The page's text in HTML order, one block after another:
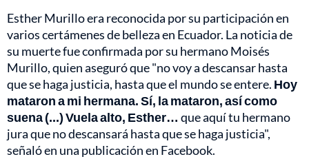
Esther Murillo era reconocida por su participación en
varios certámenes de belleza en Ecuador. La noticia de
su muerte fue confirmada por su hermano Moisés
Murillo, quien aseguró que "no voy a descansar hasta
que se haga justicia, hasta que el mundo se entere. Hoy
mataron a mi hermana. Sí, la mataron, así como
suena (...) Vuela alto, Esther… que aquí tu hermano
jura que no descansará hasta que se haga justicia",
señaló en una publicación en Facebook.